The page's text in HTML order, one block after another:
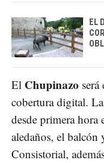
EL
El Chupinazo
cobertura digital.
desde primera hora
aledaños, el balcón
Consistorial,